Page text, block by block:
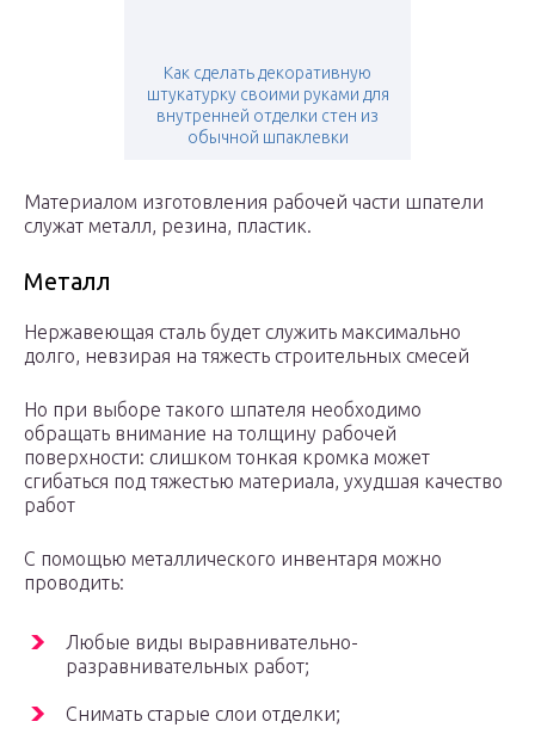
Как сделать декоративную
штукатурку своими руками для
внутренней отделки стен из
обычной шпаклевки
Материалом изготовления рабочей части шпатели
служат металл, резина, пластик.
Металл
Нержавеющая сталь будет служить максимально
долго, невзирая на тяжесть строительных смесей
Но при выборе такого шпателя необходимо
обращать внимание на толщину рабочей
поверхности: слишком тонкая кромка может
сгибаться под тяжестью материала, ухудшая качество
работ
С помощью металлического инвентаря можно
проводить:
Любые виды выравнивательно-
разравнивательных работ;
Снимать старые слои отделки;